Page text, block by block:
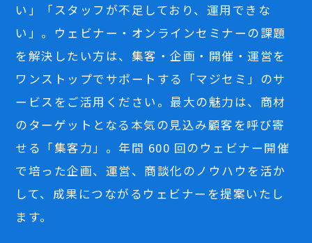
い」「スタッフが不足しており、運用できな
い」。ウェビナー・オンラインセミナーの課題
を解決したい方は、集客・企画・開催・運営を
ワンストップでサポートする「マジセミ」のサ
ービスをご活用ください。最大の魅力は、商材
のターゲットとなる本気の見込み顧客を呼び寄
せる「集客力」。年間 600 回のウェビナー開催
で培った企画、運営、商談化のノウハウを活か
して、成果につながるウェビナーを提案いたし
ます。